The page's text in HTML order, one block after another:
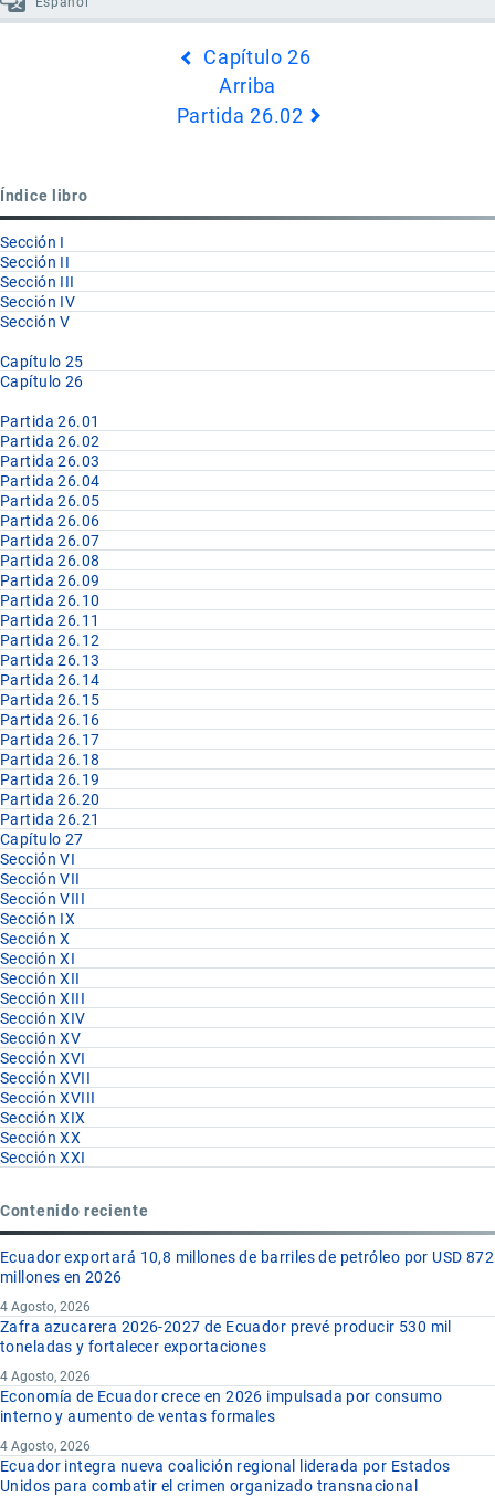
Capítulo 26
Arriba
Partida 26.02
Índice libro
Sección I
Sección II
Sección III
Sección IV
Sección V
Capítulo 25
Capítulo 26
Partida 26.01
Partida 26.02
Partida 26.03
Partida 26.04
Partida 26.05
Partida 26.06
Partida 26.07
Partida 26.08
Partida 26.09
Partida 26.10
Partida 26.11
Partida 26.12
Partida 26.13
Partida 26.14
Partida 26.15
Partida 26.16
Partida 26.17
Partida 26.18
Partida 26.19
Partida 26.20
Partida 26.21
Capítulo 27
Sección VI
Sección VII
Sección VIII
Sección IX
Sección X
Sección XI
Sección XII
Sección XIII
Sección XIV
Sección XV
Sección XVI
Sección XVII
Sección XVIII
Sección XIX
Sección XX
Sección XXI
Contenido reciente
Ecuador exportará 10,8 millones de barriles de petróleo por USD 872
millones en 2026
4 Agosto, 2026
Zafra azucarera 2026-2027 de Ecuador prevé producir 530 mil
toneladas y fortalecer exportaciones
4 Agosto, 2026
Economía de Ecuador crece en 2026 impulsada por consumo
interno y aumento de ventas formales
4 Agosto, 2026
Ecuador integra nueva coalición regional liderada por Estados
Unidos para combatir el crimen organizado transnacional